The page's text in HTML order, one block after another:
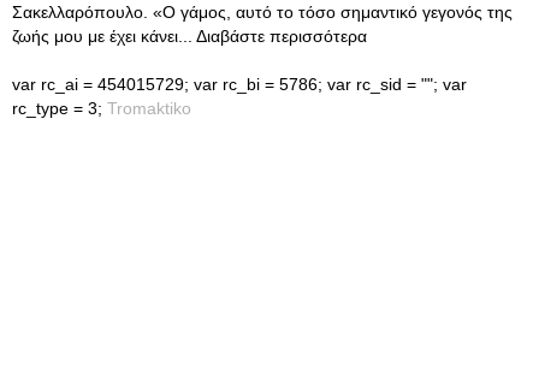
Σακελλαρόπουλο. «Ο γάμος, αυτό το τόσο σημαντικό γεγονός της
ζωής μου με έχει κάνει... Διαβάστε περισσότερα
var rc_ai = 454015729; var rc_bi = 5786; var rc_sid = ""; var
rc_type = 3; Tromaktiko